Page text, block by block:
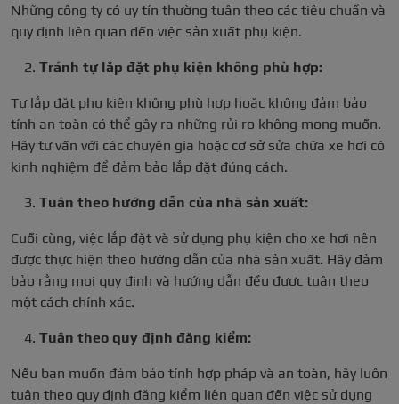
Những công ty có uy tín thường tuân theo các tiêu chuẩn và
quy định liên quan đến việc sản xuất phụ kiện.
Tránh tự lắp đặt phụ kiện không phù hợp:
Tự lắp đặt phụ kiện không phù hợp hoặc không đảm bảo
tính an toàn có thể gây ra những rủi ro không mong muốn.
Hãy tư vấn với các chuyên gia hoặc cơ sở sửa chữa xe hơi có
kinh nghiệm để đảm bảo lắp đặt đúng cách.
Tuân theo hướng dẫn của nhà sản xuất:
Cuối cùng, việc lắp đặt và sử dụng phụ kiện cho xe hơi nên
được thực hiện theo hướng dẫn của nhà sản xuất. Hãy đảm
bảo rằng mọi quy định và hướng dẫn đều được tuân theo
một cách chính xác.
Tuân theo quy định đăng kiểm:
Nếu bạn muốn đảm bảo tính hợp pháp và an toàn, hãy luôn
tuân theo quy định đăng kiểm liên quan đến việc sử dụng